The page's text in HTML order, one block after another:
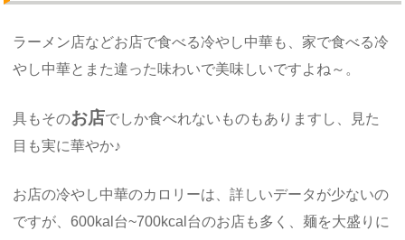
ラーメン店などお店で食べる冷やし中華も、家で食べる冷
やし中華とまた違った味わいで美味しいですよね～。
具もそのお店でしか食べれないものもありますし、見た
目も実に華やか♪
お店の冷やし中華のカロリーは、詳しいデータが少ないの
ですが、600kal台~700kcal台のお店も多く、麺を大盛りに